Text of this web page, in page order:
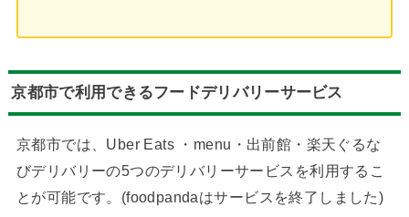
京都市で利用できるフードデリバリーサービス
京都市では、Uber Eats ・menu・出前館・楽天ぐるな
びデリバリーの5つのデリバリーサービスを利用するこ
とが可能です。(foodpandaはサービスを終了しました)